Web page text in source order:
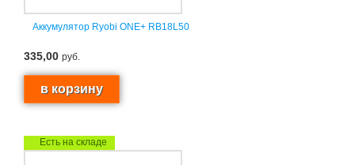
Аккумулятор Ryobi ONE+ RB18L50
335,00 руб.
Есть на складе